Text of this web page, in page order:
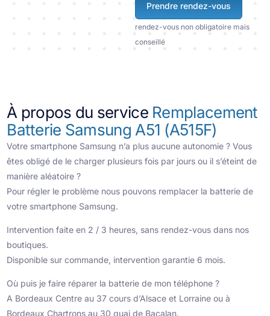
Prendre rendez-vous
rendez-vous non obligatoire mais
conseillé
À propos du service Remplacement
Batterie Samsung A51 (A515F)
Votre smartphone Samsung n’a plus aucune autonomie ? Vous
êtes obligé de le charger plusieurs fois par jours ou il s’éteint de
manière aléatoire ?
Pour régler le problème nous pouvons remplacer la batterie de
votre smartphone Samsung.
Intervention faite en 2 / 3 heures, sans rendez-vous dans nos
boutiques.
Disponible sur commande, intervention garantie 6 mois.
Où puis je faire réparer la batterie de mon téléphone ?
A Bordeaux Centre au 37 cours d’Alsace et Lorraine ou à
Bordeaux Chartrons au 30 quai de Bacalan.